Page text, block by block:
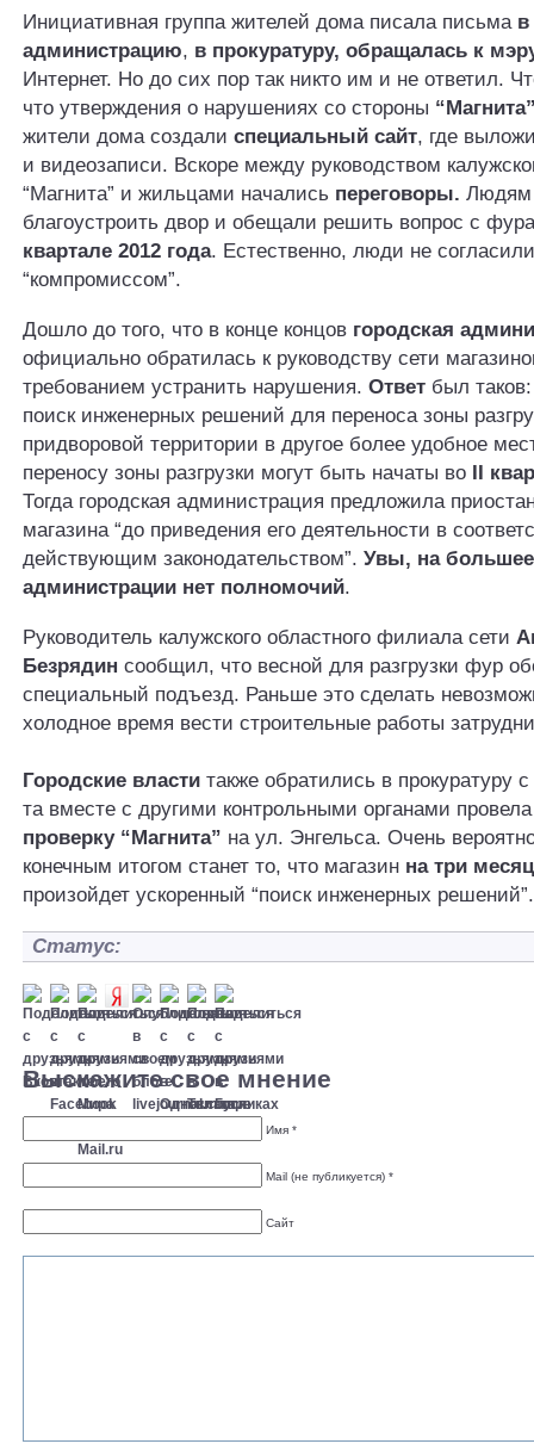
Инициативная группа жителей дома писала письма в
администрацию, в прокуратуру, обращалась к
Интернет. Но до сих пор так никто им и не ответил.
что утверждения о нарушениях со стороны
жители дома создали специальный сайт, где
и видеозаписи. Вскоре между руководством
“Магнита” и жильцами начались переговоры. Людям
благоустроить двор и обещали решить вопрос с
квартале 2012 года. Естественно, люди не
“компромиссом”.
Дошло до того, что в конце концов городская
официально обратилась к руководству сети
требованием устранить нарушения. Ответ был
поиск инженерных решений для переноса зоны
придворовой территории в другое более удобное
переносу зоны разгрузки могут быть начаты во II
Тогда городская администрация предложила
магазина “до приведения его деятельности в
действующим законодательством”. Увы, на
администрации нет полномочий.
Руководитель калужского областного филиала сети
Безрядин сообщил, что весной для разгрузки фур
специальный подъезд. Раньше это сделать
холодное время вести строительные работы
Городские власти также обратились в прокуратуру
та вместе с другими контрольными органами
проверку “Магнита” на ул. Энгельса. Очень
конечным итогом станет то, что магазин на три
произойдет ускоренный “поиск инженерных решений”.
Статус:
Выскажите свое мнение
Имя *
Mail (не публикуется) *
Сайт